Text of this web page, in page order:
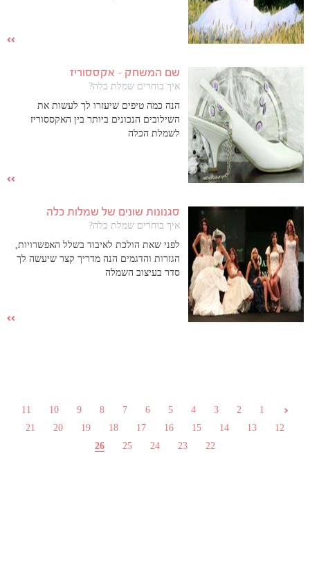
שם המשחק – אקססוריז
איך בוחרים שמלת כלה?
הנה כמה טיפים שיעזרו לך לעשות את
השילובים הנכונים ביותר בין האקססוריז
לשמלת הכלה
סגנונות שונים של שמלות כלה
איך בוחרים שמלת כלה?
לפני שאת הולכת לאיבוד בשלל האפשרויות,
הגזרות והדגמים הנה מדריך קצר שיעשה לך
סדר בעיצוב השמלה
1
2
3
4
5
6
7
8
9
10
11
12
13
14
15
16
17
18
19
20
21
22
23
24
25
26